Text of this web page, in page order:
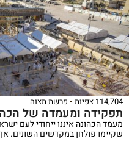
114,704 צפיות פרשת תצוה
תפקידה ומעמדה של
מעמד הכהונה איננו ייחודי לעם
שקיימו פולחן במקדשים השונים.